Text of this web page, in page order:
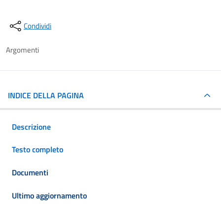
Condividi
Argomenti
INDICE DELLA PAGINA
Descrizione
Testo completo
Documenti
Ultimo aggiornamento